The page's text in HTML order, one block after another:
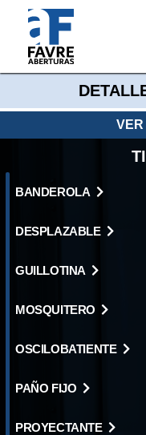
VER
BANDEROLA
DESPLAZABLE
GUILLOTINA
MOSQUITERO
OSCILOBATIENTE
PAÑO FIJO
PROYECTANTE